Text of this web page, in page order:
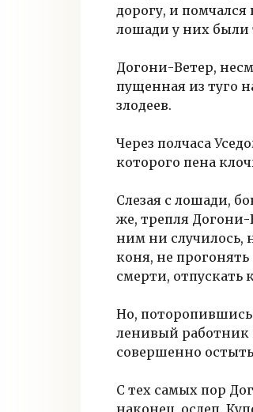
дорогу, и
лошади у них были
Догони-Ветер,
пущенная из туго
злодеев.
Через полчаса
которого пена
Слезая с лошади,
же, трепля
ним ни случилось,
коня, не
смерти, отпускать
Но, поторопившись
ленивый работник
совершенно
С тех самых пор
наконец, ослеп.